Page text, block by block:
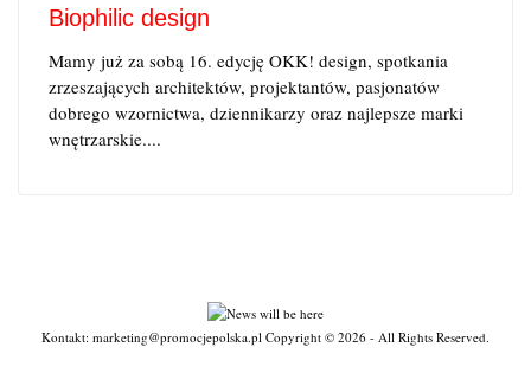
Biophilic design
Mamy już za sobą 16. edycję OKK! design, spotkania
zrzeszających architektów, projektantów, pasjonatów
dobrego wzornictwa, dziennikarzy oraz najlepsze marki
wnętrzarskie....
Kontakt: marketing@promocjepolska.pl Copyright © 2026 - All Rights Reserved.